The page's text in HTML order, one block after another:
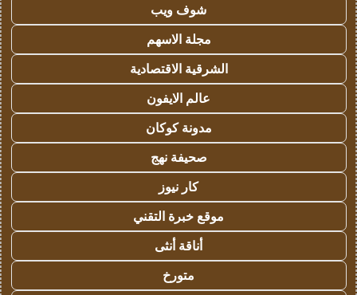
شوف ويب
مجلة الاسهم
الشرقية الاقتصادية
عالم الايفون
مدونة كوكان
صحيفة نهج
كار نيوز
موقع خبرة التقني
أناقة أنثى
متورخ